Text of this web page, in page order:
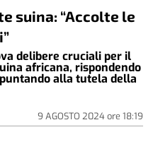
suina: “Accolte le
delibere cruciali per il
africana, rispondendo
alla tutela della
9 AGOSTO 2024ore 18:19